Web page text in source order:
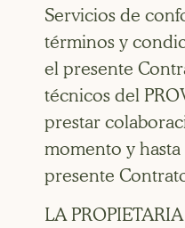
Servicios de
términos y
el presente
técnicos del
prestar
momento y
presente
LA